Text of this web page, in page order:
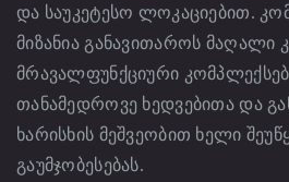
და საუკეტესო ლოკაციებით.
მიზანია განავითაროს მაღალი
მრავალფუნქციური
თანამედროვე ხედვებითა და
ხარისხის მეშვეობით ხელი
გაუმჯობესებას.